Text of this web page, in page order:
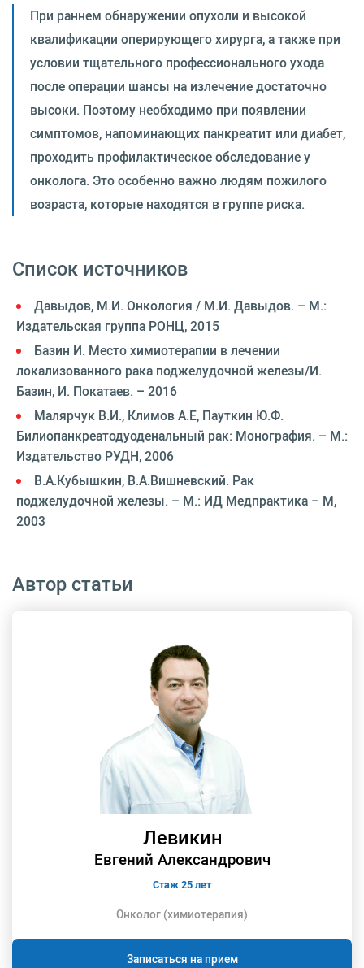
При раннем обнаружении опухоли и высокой
квалификации оперирующего хирурга, а также при
условии тщательного профессионального ухода
после операции шансы на излечение достаточно
высоки. Поэтому необходимо при появлении
симптомов, напоминающих панкреатит или диабет,
проходить профилактическое обследование у
онколога. Это особенно важно людям пожилого
возраста, которые находятся в группе риска.
Список источников
Давыдов, М.И. Онкология / М.И. Давыдов. – М.:
Издательская группа РОНЦ, 2015
Базин И. Место химиотерапии в лечении
локализованного рака поджелудочной железы/И.
Базин, И. Покатаев. – 2016
Малярчук В.И., Климов А.Е, Пауткин Ю.Ф.
Билиопанкреатодуоденальный рак: Монография. – М.:
Издательство РУДН, 2006
В.А.Кубышкин, В.А.Вишневский. Рак
поджелудочной железы. – М.: ИД Медпрактика – М,
2003
Автор статьи
Левикин
Евгений Александрович
Стаж 25 лет
Онколог (химиотерапия)
Записаться на прием